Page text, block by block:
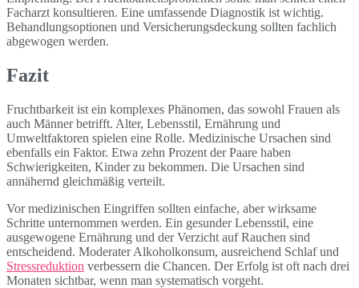
Facharzt konsultieren. Eine umfassende Diagnostik ist wichtig.
Behandlungsoptionen und Versicherungsdeckung sollten fachlich
abgewogen werden.
Fazit
Fruchtbarkeit ist ein komplexes Phänomen, das sowohl Frauen als
auch Männer betrifft. Alter, Lebensstil, Ernährung und
Umweltfaktoren spielen eine Rolle. Medizinische Ursachen sind
ebenfalls ein Faktor. Etwa zehn Prozent der Paare haben
Schwierigkeiten, Kinder zu bekommen. Die Ursachen sind
annähernd gleichmäßig verteilt.
Vor medizinischen Eingriffen sollten einfache, aber wirksame
Schritte unternommen werden. Ein gesunder Lebensstil, eine
ausgewogene Ernährung und der Verzicht auf Rauchen sind
entscheidend. Moderater Alkoholkonsum, ausreichend Schlaf und
Stressreduktion verbessern die Chancen. Der Erfolg ist oft nach drei
Monaten sichtbar, wenn man systematisch vorgeht.